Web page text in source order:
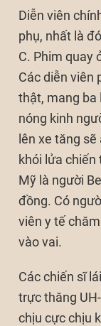
Diễn viên
phụ, nhất là
C. Phim quay
Các diễn viên
thật, mang ba
nóng kinh
lên xe tăng
khói lửa chiến
Mỹ là người
đồng. Có
viên y tế
vào vai.
Các chiến sĩ
trực thăng
chịu cực chịu